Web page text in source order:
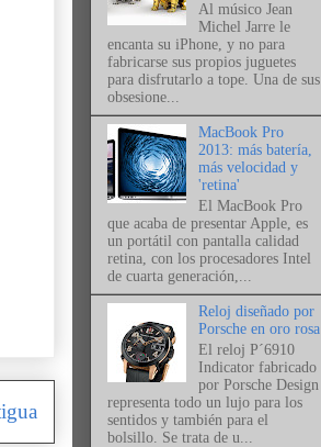
Al músico Jean
Michel Jarre le
encanta su iPhone, y no para
fabricarse sus propios juguetes
para disfrutarlo a tope. Una de sus
obsesione...
MacBook Pro
2013: más batería,
más velocidad y
'retina'
El MacBook Pro
que acaba de presentar Apple, es
un portátil con pantalla calidad
retina, con los procesadores Intel
de cuarta generación,...
Reloj diseñado por
Porsche en oro rosa
El reloj P´6910
Indicator fabricado
por Porsche Design
representa todo un lujo para los
sentidos y también para el
bolsillo. Se trata de u...